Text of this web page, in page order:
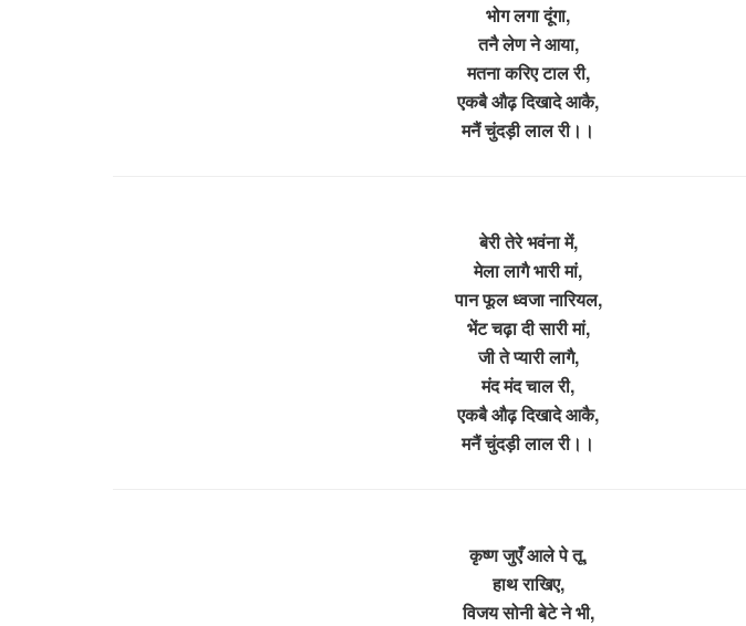
भोग लगा दूंगा,
तनै लेण ने आया,
मतना करिए टाल री,
एकबै औढ़ दिखादे आकै,
मनैं चुंदड़ी लाल री।।
बेरी तेरे भवंना में,
मेला लागै भारी मां,
पान फूल ध्वजा नारियल,
भेंट चढ़ा दी सारी मां,
जी ते प्यारी लागै,
मंद मंद चाल री,
एकबै औढ़ दिखादे आकै,
मनैं चुंदड़ी लाल री।।
कृष्ण जुएँ आले पे तू,
हाथ राखिए,
विजय सोनी बेटे ने भी,